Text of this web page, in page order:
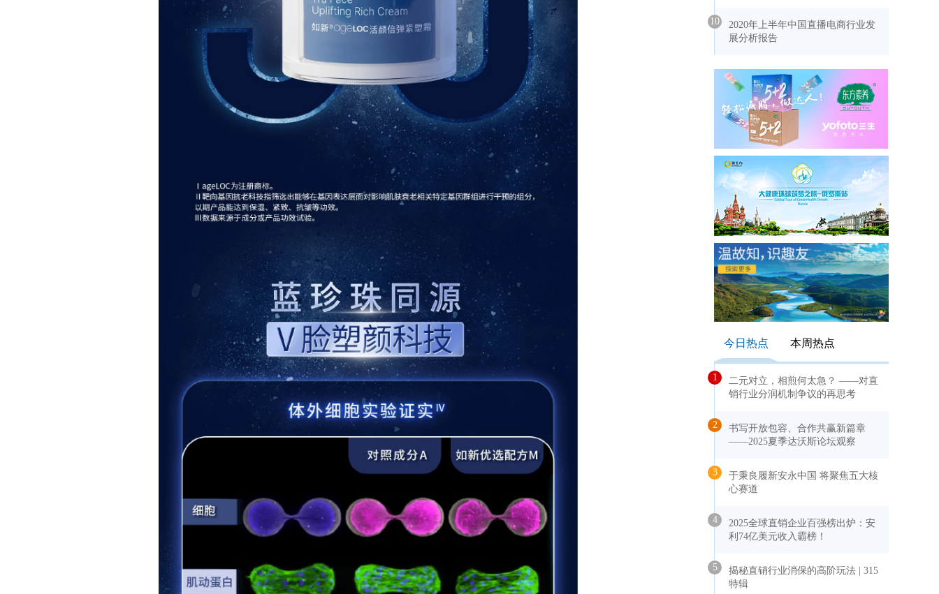
10
2020年上半年中国直播电商行业发
展分析报告
今日热点 本周热点
1
二元对立，相煎何太急？ ——对直
销行业分润机制争议的再思考
2
书写开放包容、合作共赢新篇章
——2025夏季达沃斯论坛观察
3
于秉良履新安永中国 将聚焦五大核
心赛道
4
2025全球直销企业百强榜出炉：安
利74亿美元收入霸榜！
5
揭秘直销行业消保的高阶玩法 | 315
特辑